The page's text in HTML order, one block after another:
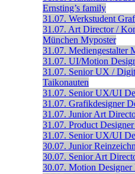
Ernsting’s family
31.07. Werkstudent
31.07. Art Director /
München Myposter
31.07. Mediengestalter
31.07. UI/Motion
31.07. Senior UX /
Taikonauten
31.07. Senior UX/UI
31.07. Grafikdesigner
31.07. Junior Art
31.07. Product Designer
31.07. Senior UX/UI
30.07. Junior
30.07. Senior Art
30.07. Motion Designer